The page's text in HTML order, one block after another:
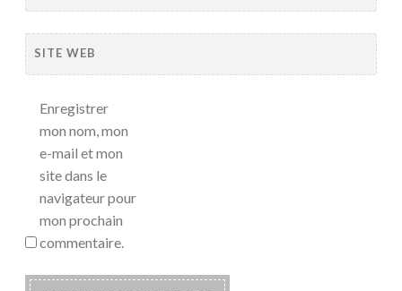
SITE WEB
Enregistrer
mon nom, mon
e-mail et mon
site dans le
navigateur pour
mon prochain
commentaire.